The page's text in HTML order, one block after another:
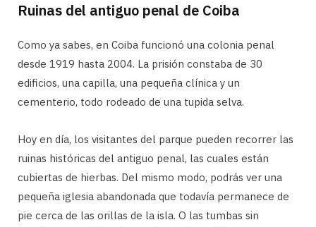
Ruinas del antiguo penal de Coiba
Como ya sabes, en Coiba funcionó una colonia penal
desde 1919 hasta 2004. La prisión constaba de 30
edificios, una capilla, una pequeña clínica y un
cementerio, todo rodeado de una tupida selva.
Hoy en día, los visitantes del parque pueden recorrer las
ruinas históricas del antiguo penal, las cuales están
cubiertas de hierbas. Del mismo modo, podrás ver una
pequeña iglesia abandonada que todavía permanece de
pie cerca de las orillas de la isla. O las tumbas sin